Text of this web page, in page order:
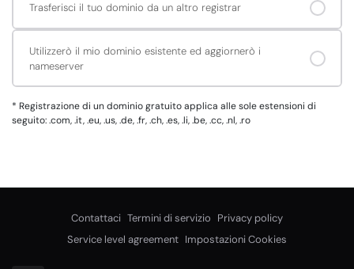
Trasferisci il tuo dominio da un altro registrar
Utilizzerò il mio dominio esistente ed aggiornerò i
nameserver
* Registrazione di un dominio gratuito applica alle sole estensioni di
seguito: .com, .it, .eu, .us, .de, .fr, .ch, .es, .li, .be, .cc, .nl, .ro
Contattaci Termini di servizio Privacy policy
Service level agreement Impostazioni Cookies